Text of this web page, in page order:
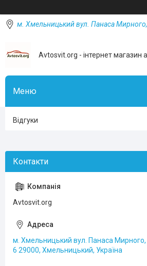
м. Хмельницький вул. Панаса
Avtosvit.org - інтернет магазин
Відгуки
Avtosvit.org
м. Хмельницький вул. Панаса Мирного,
6 29000, Хмельницький, Україна